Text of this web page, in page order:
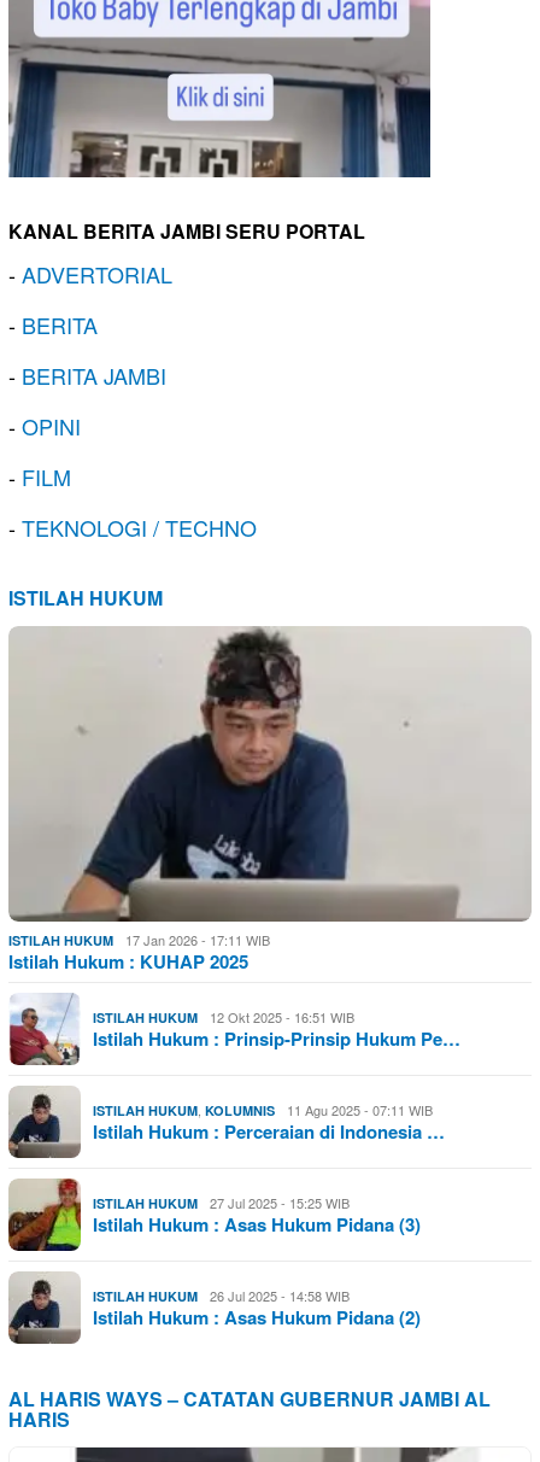
KANAL BERITA JAMBI SERU PORTAL
-ADVERTORIAL
- BERITA
- BERITA JAMBI
-OPINI
- FILM
-TEKNOLOGI / TECHNO
ISTILAH HUKUM
ISTILAH HUKUM 17 Jan 2026 - 17:11 WIB
Istilah Hukum : KUHAP 2025
ISTILAH HUKUM 12 Okt 2025 - 16:51 WIB
Istilah Hukum : Prinsip-Prinsip Hukum Pe…
ISTILAH HUKUM, KOLUMNIS 11 Agu 2025 - 07:11 WIB
Istilah Hukum : Perceraian di Indonesia …
ISTILAH HUKUM 27 Jul 2025 - 15:25 WIB
Istilah Hukum : Asas Hukum Pidana (3)
ISTILAH HUKUM 26 Jul 2025 - 14:58 WIB
Istilah Hukum : Asas Hukum Pidana (2)
AL HARIS WAYS – CATATAN GUBERNUR JAMBI AL
HARIS